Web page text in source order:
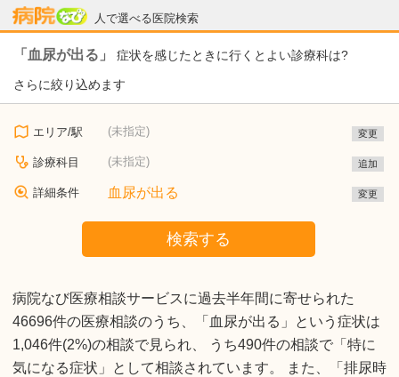
人で選べる医院検索
病院なび
「血尿が出る」 症状を感じたときに行くとよい診療科は?
さらに絞り込めます
エリア/駅 (未指定) 変更
診療科目 (未指定) 追加
詳細条件 血尿が出る 変更
検索する
病院なび医療相談サービスに過去半年間に寄せられた
46696件の医療相談のうち、「血尿が出る」という症状は
1,046件(2%)の相談で見られ、 うち490件の相談で「特に
気になる症状」として相談されています。 また、「排尿時